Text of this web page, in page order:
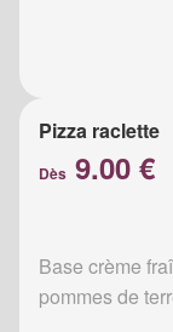
Pizza raclette
Dès 9.00 €
Base crème
pommes de